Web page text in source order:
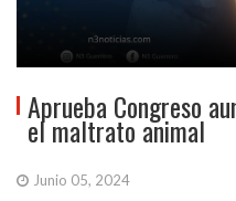
Aprueba Congreso
el maltrato animal
Junio 05, 2024